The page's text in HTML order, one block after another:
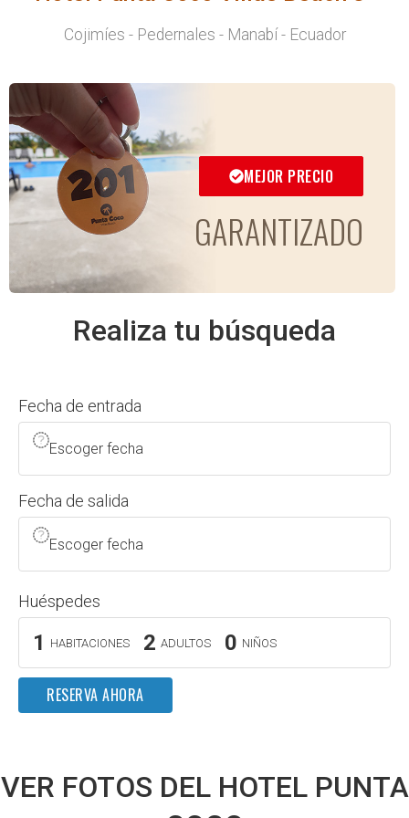
Cojimíes - Pedernales - Manabí - Ecuador
MEJOR PRECIO
GARANTIZADO
Realiza tu búsqueda
Fecha de entrada
Escoger fecha
Fecha de salida
Escoger fecha
Huéspedes
HABITACIONES
1 ADULTOS
2 NIÑOS
0
RESERVA AHORA
VER FOTOS DEL HOTEL PUNTA